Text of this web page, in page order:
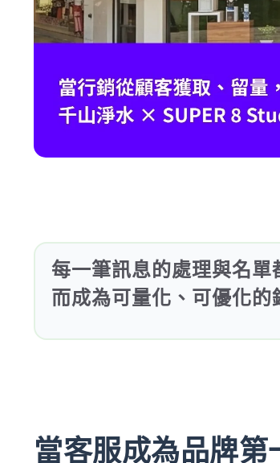
每一筆訊息的處理與名單
而成為可量化、可優化的
當客服成為品牌